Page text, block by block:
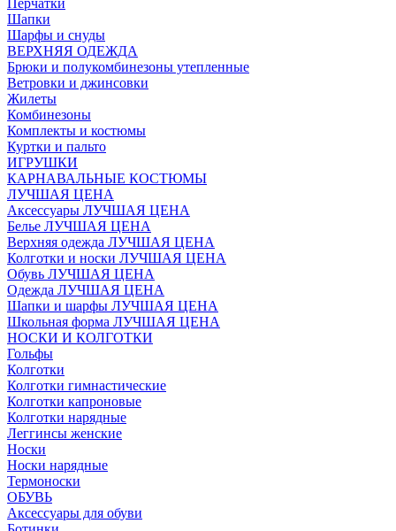
Перчатки
Шапки
Шарфы и снуды
ВЕРХНЯЯ ОДЕЖДА
Брюки и полукомбинезоны утепленные
Ветровки и джинсовки
Жилеты
Комбинезоны
Комплекты и костюмы
Куртки и пальто
ИГРУШКИ
КАРНАВАЛЬНЫЕ КОСТЮМЫ
ЛУЧШАЯ ЦЕНА
Аксессуары ЛУЧШАЯ ЦЕНА
Белье ЛУЧШАЯ ЦЕНА
Верхняя одежда ЛУЧШАЯ ЦЕНА
Колготки и носки ЛУЧШАЯ ЦЕНА
Обувь ЛУЧШАЯ ЦЕНА
Одежда ЛУЧШАЯ ЦЕНА
Шапки и шарфы ЛУЧШАЯ ЦЕНА
Школьная форма ЛУЧШАЯ ЦЕНА
НОСКИ И КОЛГОТКИ
Гольфы
Колготки
Колготки гимнастические
Колготки капроновые
Колготки нарядные
Леггинсы женские
Носки
Носки нарядные
Термоноски
ОБУВЬ
Аксессуары для обуви